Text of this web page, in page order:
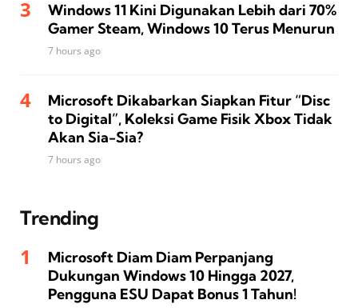
Windows 11 Kini Digunakan Lebih dari 70%
Gamer Steam, Windows 10 Terus Menurun
7 hours ago
Microsoft Dikabarkan Siapkan Fitur “Disc
to Digital”, Koleksi Game Fisik Xbox Tidak
Akan Sia-Sia?
7 hours ago
Trending
Microsoft Diam Diam Perpanjang
Dukungan Windows 10 Hingga 2027,
Pengguna ESU Dapat Bonus 1 Tahun!